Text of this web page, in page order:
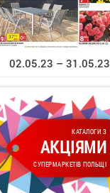
02.05.23 – 31.05.23
КАТАЛОГИ З
АКЦІЯМИ
СУПЕРМАРКЕТІВ ПОЛЬЩІ